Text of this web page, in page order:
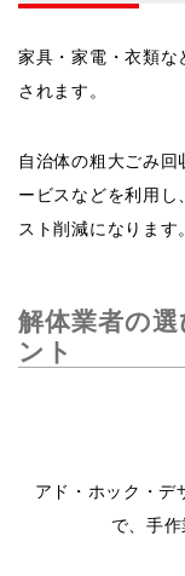
家具・家電・衣類な
されます。
自治体の粗大ごみ
ービスなどを利用し、
スト削減になります。
解体業者の
ント
アド・ホック・デ
で、手